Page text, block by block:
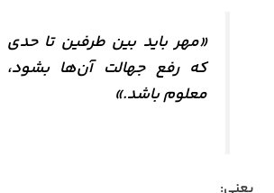
«مهر باید بین طرفین تا حدی
که رفع جهالت آن‌ها بشود،
معلوم باشد.»